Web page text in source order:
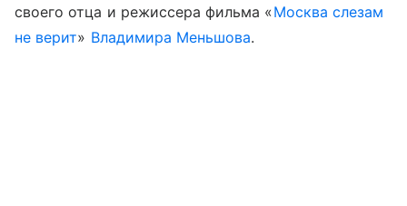
своего отца и режиссера фильма «Москва слезам
не верит» Владимира Меньшова.